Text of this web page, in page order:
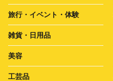
旅行・イベント・体験
雑貨・日用品
美容
工芸品